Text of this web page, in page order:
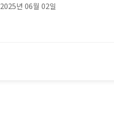
2025년 06월 02일